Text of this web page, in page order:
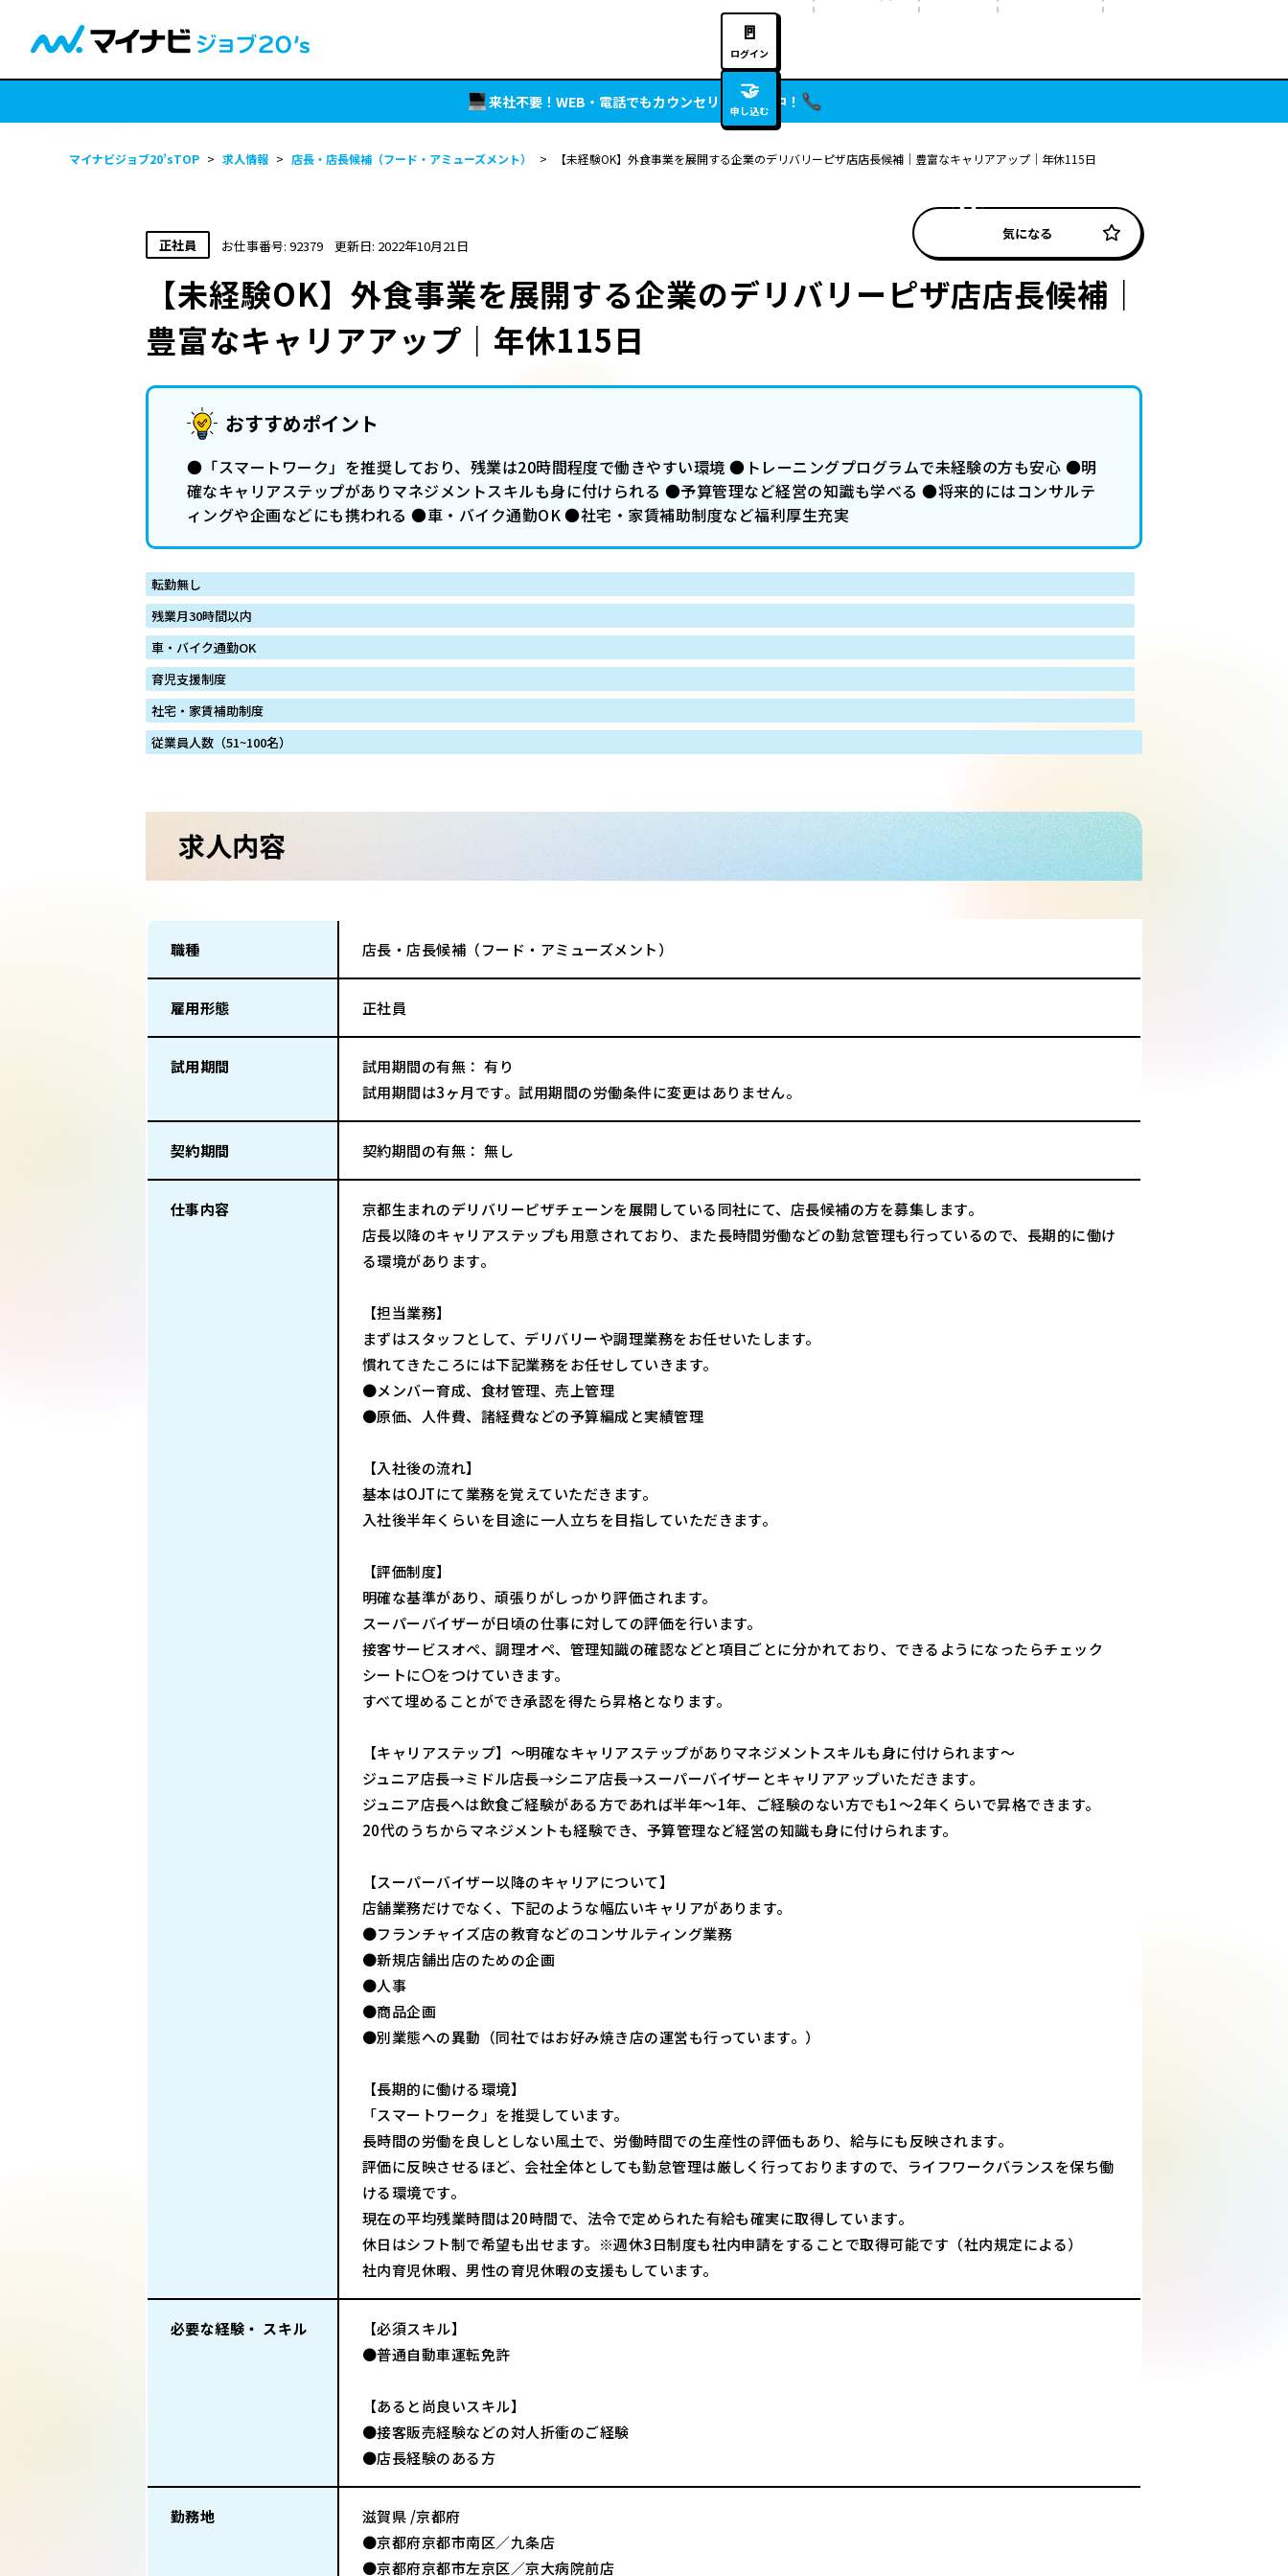
🚪
ログイン
🤝
申し込む
来社不要！WEB・電話でもカウンセリング実施中！
マイナビジョブ20’sTOP > 求人情報 > 店長・店長候補（フード・アミューズメント） > 【未経験OK】外食事業を展開する企業のデリバリーピザ店店長候補｜豊富なキャリアアップ｜年休115日
正社員 お仕事番号: 92379 更新日: 2022年10月21日
気になる
【未経験OK】外食事業を展開する企業のデリバリーピザ店店長候補｜
豊富なキャリアアップ｜年休115日
おすすめポイント
●「スマートワーク」を推奨しており、残業は20時間程度で働きやすい環境 ●トレーニングプログラムで未経験の方も安心 ●明
確なキャリアステップがありマネジメントスキルも身に付けられる ●予算管理など経営の知識も学べる ●将来的にはコンサルテ
ィングや企画などにも携われる ●車・バイク通勤OK ●社宅・家賃補助制度など福利厚生充実
転勤無し
残業月30時間以内
車・バイク通勤OK
育児支援制度
社宅・家賃補助制度
従業員人数（51~100名）
求人内容
職種 店長・店長候補（フード・アミューズメント）
雇用形態 正社員
試用期間
試用期間の有無： 有り
試用期間は3ヶ月です。試用期間の労働条件に変更はありません。
契約期間 契約期間の有無： 無し
仕事内容
京都生まれのデリバリーピザチェーンを展開している同社にて、店長候補の方を募集します。
店長以降のキャリアステップも用意されており、また長時間労働などの勤怠管理も行っているので、長期的に働け
る環境があります。
【担当業務】
まずはスタッフとして、デリバリーや調理業務をお任せいたします。
慣れてきたころには下記業務をお任せしていきます。
●メンバー育成、食材管理、売上管理
●原価、人件費、諸経費などの予算編成と実績管理
【入社後の流れ】
基本はOJTにて業務を覚えていただきます。
入社後半年くらいを目途に一人立ちを目指していただきます。
【評価制度】
明確な基準があり、頑張りがしっかり評価されます。
スーパーバイザーが日頃の仕事に対しての評価を行います。
接客サービスオペ、調理オペ、管理知識の確認などと項目ごとに分かれており、できるようになったらチェック
シートに〇をつけていきます。
すべて埋めることができ承認を得たら昇格となります。
【キャリアステップ】～明確なキャリアステップがありマネジメントスキルも身に付けられます～
ジュニア店長→ミドル店長→シニア店長→スーパーバイザーとキャリアアップいただきます。
ジュニア店長へは飲食ご経験がある方であれば半年～1年、ご経験のない方でも1～2年くらいで昇格できます。
20代のうちからマネジメントも経験でき、予算管理など経営の知識も身に付けられます。
【スーパーバイザー以降のキャリアについて】
店舗業務だけでなく、下記のような幅広いキャリアがあります。
●フランチャイズ店の教育などのコンサルティング業務
●新規店舗出店のための企画
●人事
●商品企画
●別業態への異動（同社ではお好み焼き店の運営も行っています。）
【長期的に働ける環境】
「スマートワーク」を推奨しています。
長時間の労働を良しとしない風土で、労働時間での生産性の評価もあり、給与にも反映されます。
評価に反映させるほど、会社全体としても勤怠管理は厳しく行っておりますので、ライフワークバランスを保ち働
ける環境です。
現在の平均残業時間は20時間で、法令で定められた有給も確実に取得しています。
休日はシフト制で希望も出せます。※週休3日制度も社内申請をすることで取得可能です（社内規定による）
社内育児休暇、男性の育児休暇の支援もしています。
必要な経験・ スキル
【必須スキル】
●普通自動車運転免許
【あると尚良いスキル】
●接客販売経験などの対人折衝のご経験
●店長経験のある方
勤務地
滋賀県 /京都府
●京都府京都市南区／九条店
●京都府京都市左京区／京大病院前店